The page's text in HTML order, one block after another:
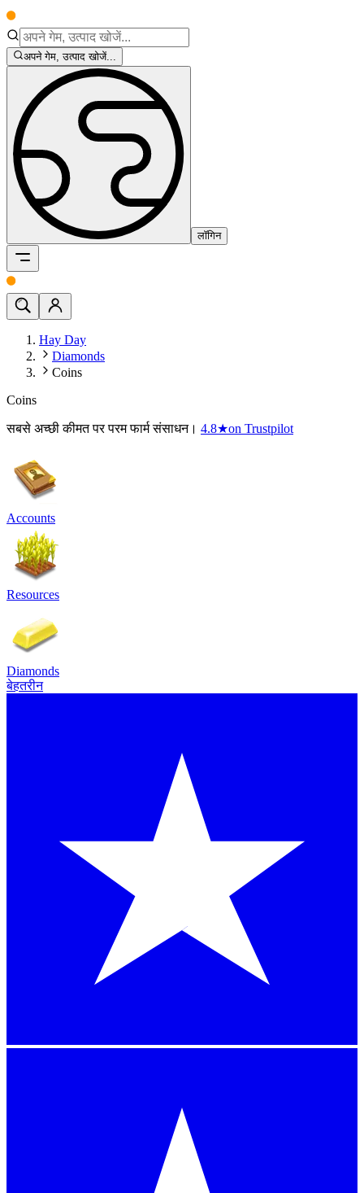
अपने गेम, उत्पाद खोजें...
लॉगिन
Hay Day
Diamonds
Coins
Coins
सबसे अच्छी कीमत पर परम फार्म संसाधन। 4.8★on Trustpilot
Accounts
Resources
Diamonds
बेहतरीन